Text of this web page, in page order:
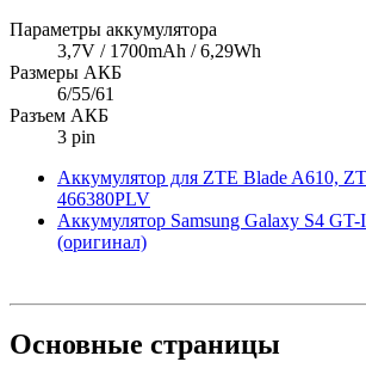
Параметры аккумулятора
3,7V / 1700mAh / 6,29Wh
Размеры АКБ
6/55/61
Разъем АКБ
3 pin
Аккумулятор для ZTE Blade A610,
466380PLV
Аккумулятор Samsung Galaxy S4
(оригинал)
Основные страницы